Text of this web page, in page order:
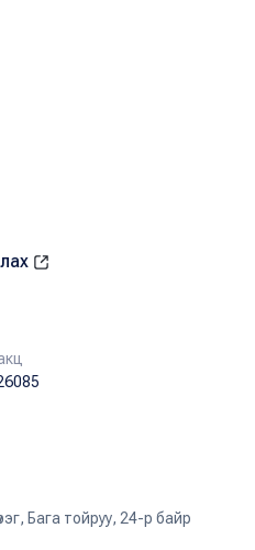
Бага тойруу, 24-р байр